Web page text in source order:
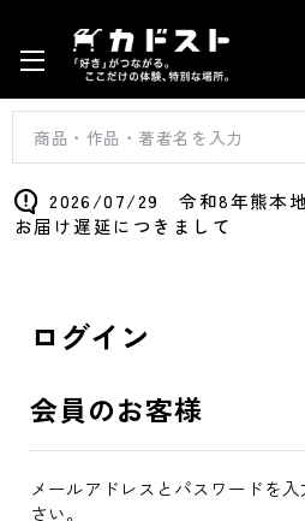
2026/07/29 令和8年熊本地
お届け遅延につきまして
ログイン
会員のお客様
メールアドレスとパスワードを
さい。